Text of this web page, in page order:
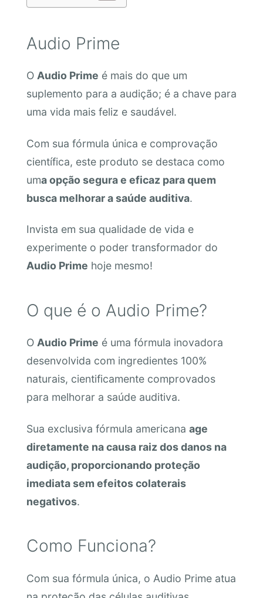
Audio Prime
O Audio Prime é mais do que um
suplemento para a audição; é a chave para
uma vida mais feliz e saudável.
Com sua fórmula única e comprovação
científica, este produto se destaca como
uma opção segura e eficaz para quem
busca melhorar a saúde auditiva.
Invista em sua qualidade de vida e
experimente o poder transformador do
Audio Prime hoje mesmo!
O que é o Audio Prime?
O Audio Prime é uma fórmula inovadora
desenvolvida com ingredientes 100%
naturais, cientificamente comprovados
para melhorar a saúde auditiva.
Sua exclusiva fórmula americana age
diretamente na causa raiz dos danos na
audição, proporcionando proteção
imediata sem efeitos colaterais
negativos.
Como Funciona?
Com sua fórmula única, o Audio Prime atua